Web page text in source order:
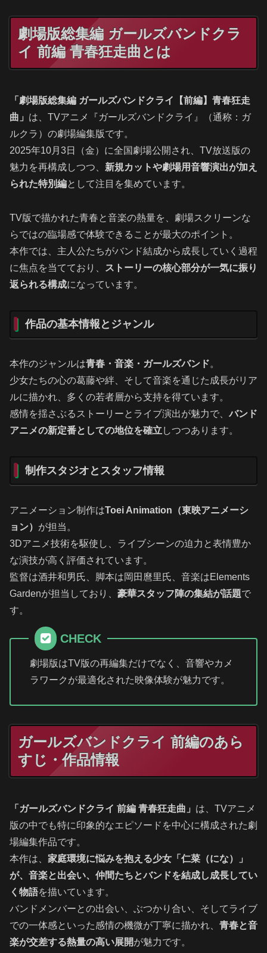
劇場版総集編 ガールズバンドクラ
イ 前編 青春狂走曲とは
「劇場版総集編 ガールズバンドクライ【前編】青春狂走
曲」 は、TVアニメ『ガールズバンドクライ』（通称：ガ
ルクラ）の劇場編集版です。
2025年10月3日（金）に全国劇場公開され、TV放送版の
魅力を再構成しつつ、 新規カットや劇場用音響演出が加え
られた特別編として注目を集めています。
TV版で描かれた青春と音楽の熱量を、劇場スクリーンな
らではの臨場感で体験できることが最大のポイント。
本作では、主人公たちがバンド結成から成長していく過程
に焦点を当てており、
ストーリーの核心部分が一気に振り
返られる構成になっています。
作品の基本情報とジャンル
本作のジャンルは青春・音楽・ガールズバンド。
少女たちの心の葛藤や絆、そして音楽を通じた成長がリア
ルに描かれ、多くの若者層から支持を得ています。
感情を揺さぶるストーリーとライブ演出が魅力で、 バンド
アニメの新定番としての地位を確立しつつあります。
制作スタジオとスタッフ情報
アニメーション制作はToei Animation（東映アニメーシ
ョン） が担当。
3Dアニメ技術を駆使し、ライブシーンの迫力と表情豊か
な演技が高く評価されています。
監督は酒井和男氏、脚本は岡田麿里氏、音楽はElements
Gardenが担当しており、 豪華スタッフ陣の集結が話題で
す。
CHECK
劇場版はTV版の再編集だけでなく、音響やカメ
ラワークが最適化された映像体験が魅力です。
ガールズバンドクライ 前編のあら
すじ・作品情報
「ガールズバンドクライ 前編 青春狂走曲」 は、TVアニメ
版の中でも特に印象的なエピソードを中心に構成された劇
場編集作品です。
本作は、 家庭環境に悩みを抱える少女「仁菜（にな）」
が、音楽と出会い、仲間たちとバンドを結成し成長してい
く物語を描いています。
バンドメンバーとの出会い、ぶつかり合い、そしてライブ
での一体感といった感情の機微が丁寧に描かれ、 青春と音
楽が交差する熱量の高い展開が魅力です。